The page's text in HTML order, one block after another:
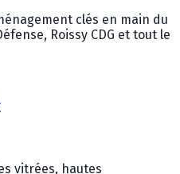
clés en main du
Roissy CDG et tout le
vitrées, hautes